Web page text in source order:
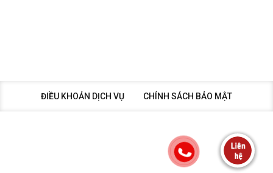
ĐIỀU KHOẢN DỊCH VỤ CHÍNH SÁCH BẢO MẬT